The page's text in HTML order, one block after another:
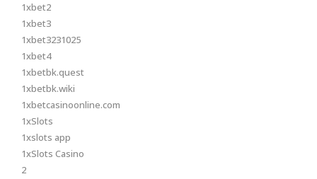
1xbet2
1xbet3
1xbet3231025
1xbet4
1xbetbk.quest
1xbetbk.wiki
1xbetcasinoonline.com
1xSlots
1xslots app
1xSlots Casino
2